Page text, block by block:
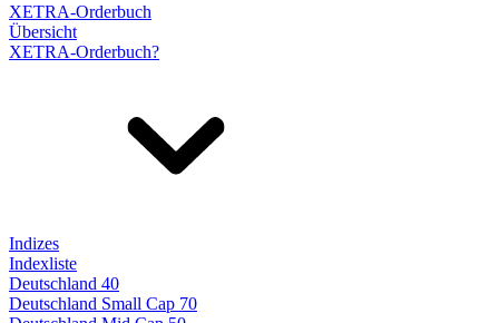
XETRA-Orderbuch
Übersicht
XETRA-Orderbuch?
Indizes
Indexliste
Deutschland 40
Deutschland Small Cap 70